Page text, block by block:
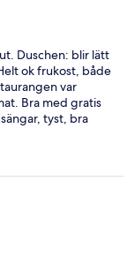
Duschen: blir lätt
ok frukost, både
var
Bra med gratis
tyst, bra